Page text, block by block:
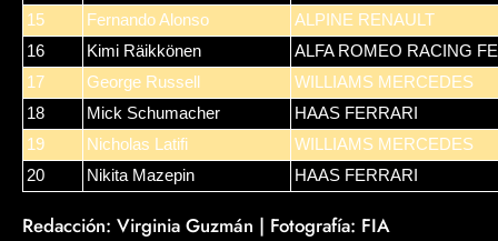
15 Fernando Alonso
ALPINE RENAULT
16
Kimi Räikkönen
ALFA ROMEO RACING
17
George Russell
WILLIAMS MERCEDES
18
Mick Schumacher
HAAS FERRARI
19
Nicholas Latifi
WILLIAMS MERCEDES
20
Nikita Mazepin HAAS FERRARI
Redacción: Virginia Guzmán | Fotografía: FIA